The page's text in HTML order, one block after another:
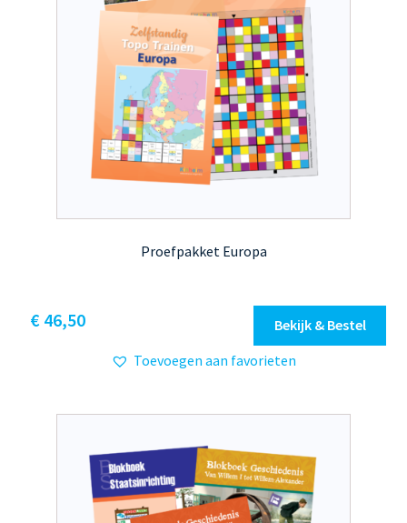
Proefpakket Europa
€46,50
Bekijk & Bestel
Toevoegen aan favorieten